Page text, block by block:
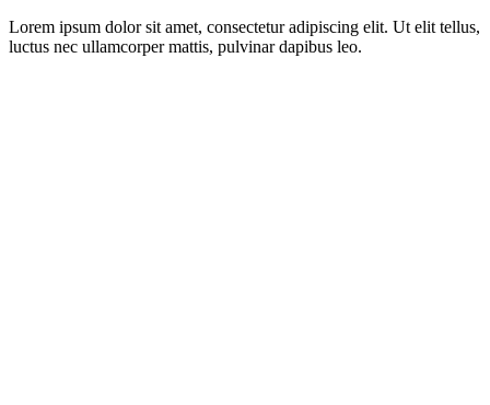
Lorem ipsum dolor sit amet, consectetur adipiscing elit. Ut elit tellus,
luctus nec ullamcorper mattis, pulvinar dapibus leo.